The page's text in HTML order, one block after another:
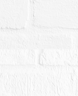
酌注意，於
標，拍定後
使用分區為
證。又投標
為由請求撤